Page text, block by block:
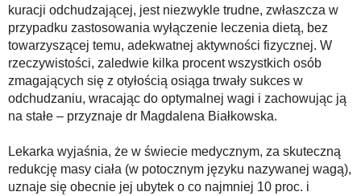
kuracji odchudzającej, jest niezwykle trudne, zwłaszcza w
przypadku zastosowania wyłączenie leczenia dietą, bez
towarzyszącej temu, adekwatnej aktywności fizycznej. W
rzeczywistości, zaledwie kilka procent wszystkich osób
zmagających się z otyłością osiąga trwały sukces w
odchudzaniu, wracając do optymalnej wagi i zachowując ją
na stałe – przyznaje dr Magdalena Białkowska.
Lekarka wyjaśnia, że w świecie medycznym, za skuteczną
redukcję masy ciała (w potocznym języku nazywanej wagą),
uznaje się obecnie jej ubytek o co najmniej 10 proc. i